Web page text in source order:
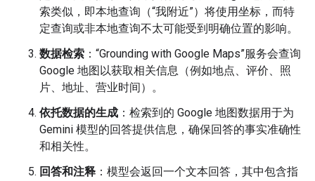
索类似，即本地查询（“我附近”）将使用坐标，而特
定查询或非本地查询不太可能受到明确位置的影响。
数据检索 ：“Grounding with Google Maps”服务会查询
Google 地图以获取相关信息（例如地点、评价、照
片、地址、营业时间）。
依托数据的生成 ：检索到的 Google 地图数据用于为
Gemini 模型的回答提供信息，确保回答的事实准确性
和相关性。
回答和注释 ：模型会返回一个文本回答，其中包含指